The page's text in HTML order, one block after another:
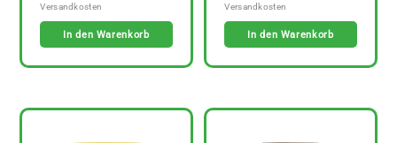
In den Warenkorb In den Warenkorb